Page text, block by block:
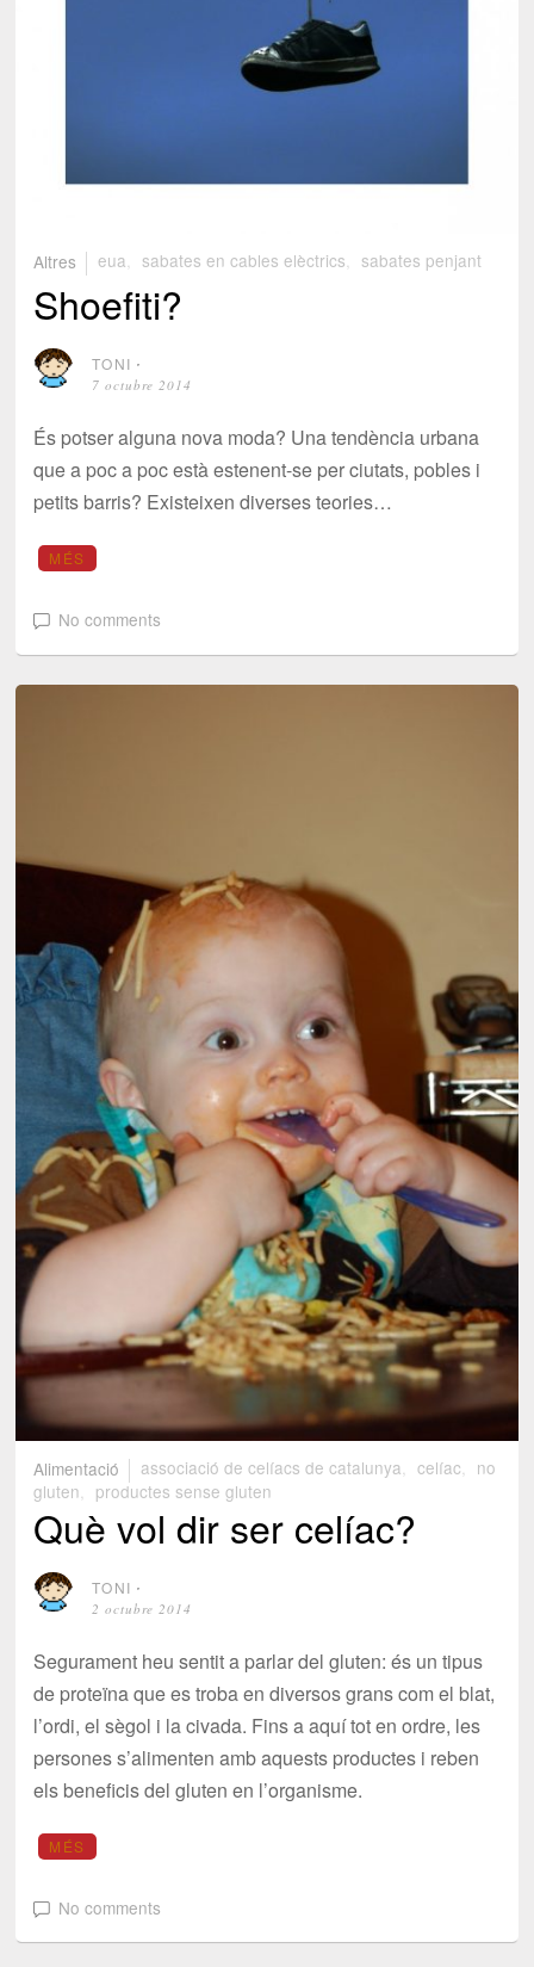
Altres eua, sabates en cables elèctrics, sabates penjant
Shoefiti?
TONI ⋅
7 octubre 2014
És potser alguna nova moda? Una tendència urbana
que a poc a poc està estenent-se per ciutats, pobles i
petits barris? Existeixen diverses teories…
MÉS
No comments
Alimentació associació de celíacs de catalunya, celíac, no
gluten
productes sense gluten
Què vol dir ser celíac?
TONI ⋅
2 octubre 2014
Segurament heu sentit a parlar del gluten: és un tipus
de proteïna que es troba en diversos grans com el blat,
l’ordi, el sègol i la civada. Fins a aquí tot en ordre, les
persones s’alimenten amb aquests productes i reben
els beneficis del gluten en l’organisme.
MÉS
No comments